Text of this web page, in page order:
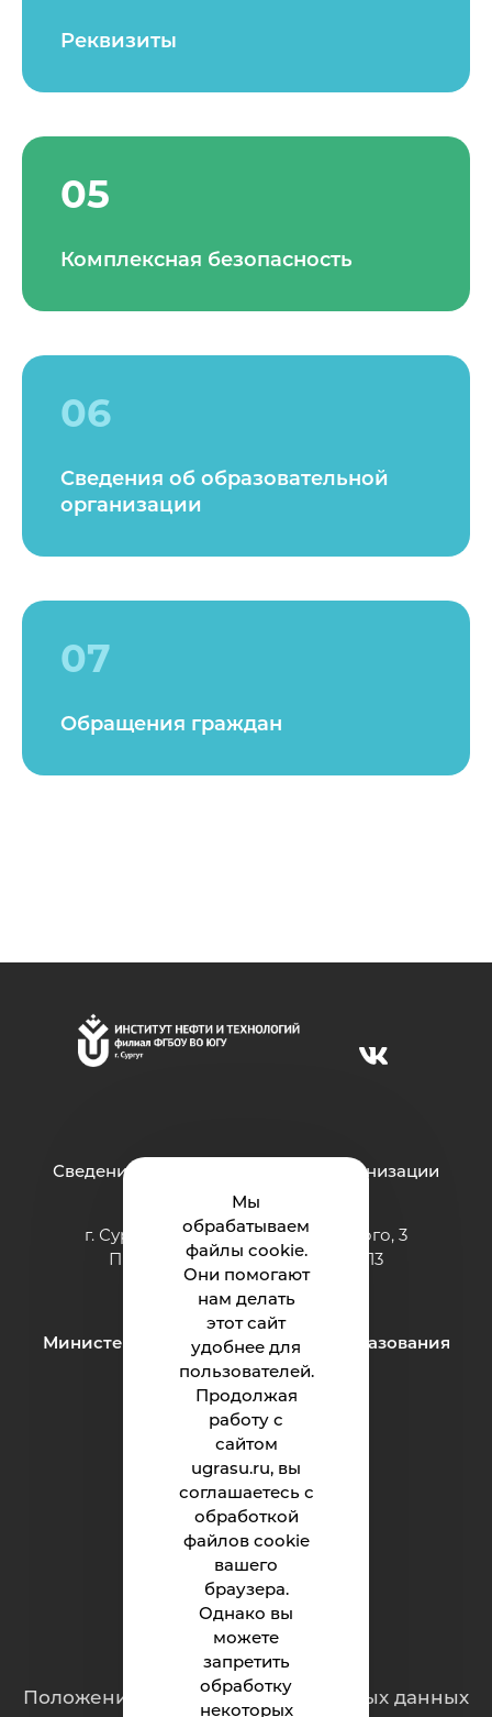
Мы
обрабатываем
файлы cookie.
Они помогают
нам делать
этот сайт
удобнее для
пользователей.
Продолжая
работу с
сайтом
ugrasu.ru, вы
соглашаетесь с
обработкой
файлов cookie
вашего
браузера.
Однако вы
можете
запретить
обработку
некоторых
Реквизиты
05
Комплексная безопасность
06
Сведения об образовательной
организации
07
Обращения граждан
Сведения об образовательной организации
г. Сургут ул. Григория Кукуевицкого, 3
Приёмная: тел.: +7 (3462) 550-413
e-mail:inteh@ugrasu.ru
Министерство науки и высшего образования
Российской Федерации
Институт
Абитуриенту
Студенту
Родителям
Обращения граждан
Положение о защите персональных данных